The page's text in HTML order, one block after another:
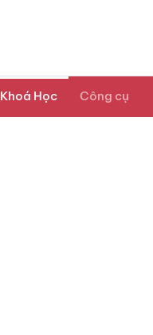
Khoá Học Công cụ